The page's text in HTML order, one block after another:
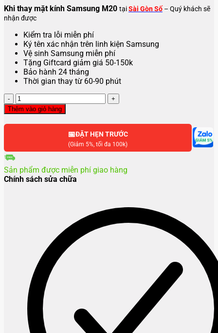
Khi thay mặt kính Samsung M20 tạiSài Gòn Số – Quý khách sẽ
nhận được
Kiểm tra lỗi miễn phí
Ký tên xác nhận trên linh kiện Samsung
Vệ sinh Samsung miễn phí
Tặng Giftcard giảm giá 50-150k
Bảo hành 24 tháng
Thời gian thay từ 60-90 phút
Thay
mặt
kính
Samsung
lượng
Thêm vào giỏ hàng
📅ĐẶT HẸN TRƯỚC
(Giảm 5%, tối đa 100k)
Sản phẩm được miễn phí giao hàng
Chính sách sửa chữa